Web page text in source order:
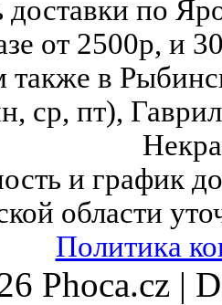
доставки по
от 2500р, и
также в
ср, пт),
и график
области
Политика
Phoca.cz |